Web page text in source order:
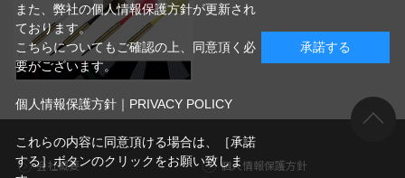
会社概要 個人情報保護方針
また、弊社の個人情報保護方針が更新され
ております。
こちらについてもご確認の上、同意頂く必
要がございます。
個人情報保護方針｜PRIVACY POLICY
これらの内容に同意頂ける場合は、［承諾
する］ボタンのクリックをお願い致しま
承諾する